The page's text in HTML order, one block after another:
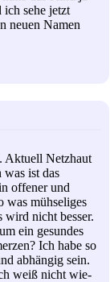
ich sehe jetzt
neuen Namen
Aktuell Netzhaut
was ist das
offener und
was mühseliges
wird nicht besser.
ein gesundes
Ich habe so
abhängig sein.
weiß nicht wie-